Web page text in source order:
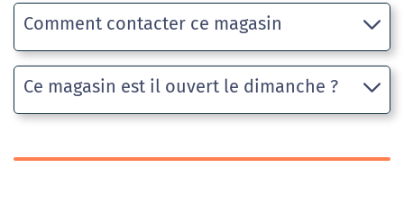
Comment contacter ce magasin
Ce magasin est il ouvert le dimanche ?